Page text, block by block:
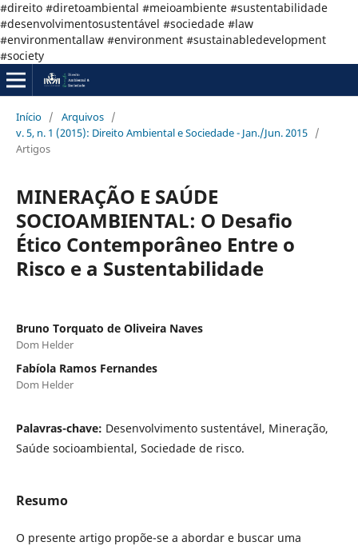
#direito #diretoambiental #meioambiente #sustentabilidade
#desenvolvimentosustentável #sociedade #law
#environmentallaw #environment #sustainabledevelopment
#society
Início / Arquivos /
v. 5, n. 1 (2015): Direito Ambiental e Sociedade - Jan./Jun. 2015 /
Artigos
MINERAÇÃO E SAÚDE
SOCIOAMBIENTAL: O Desafio
Ético Contemporâneo Entre o
Risco e a Sustentabilidade
Bruno Torquato de Oliveira Naves
Dom Helder
Fabíola Ramos Fernandes
Dom Helder
Palavras-chave: Desenvolvimento sustentável, Mineração,
Saúde socioambiental, Sociedade de risco.
Resumo
O presente artigo propõe-se a abordar e buscar uma